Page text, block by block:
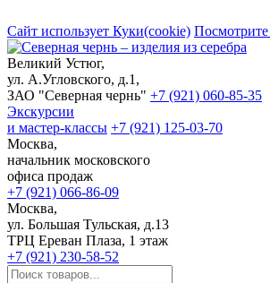
Сайт использует Куки(cookie)
Великий Устюг,
ул. А.Угловского, д.1,
ЗАО "Северная чернь" +7 (921) 060-85-35
Экскурсии
и мастер-классы +7 (921) 125-03-70
Москва,
начальник московского
офиса продаж
+7 (921) 066-86-09
Москва,
ул. Большая Тульская, д.13
ТРЦ Ереван Плаза, 1 этаж
+7 (921) 230-58-52